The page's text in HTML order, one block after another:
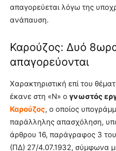
απαγορεύεται λόγω της
ανάπαυση.
Καρούζος: Δυό
απαγορεύονται
Χαρακτηριστική επί του
έκανε στη «Ν» ο γνωστός
Καρούζος, ο οποίος
παράλληλης απασχόληση,
άρθρου 16, παράγραφος 3
(ΠΔ) 27/4.07.1932, σύμφωνα